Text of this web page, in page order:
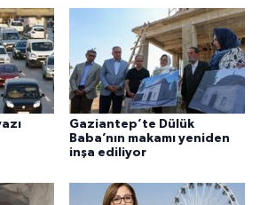
Gaziantep’te Dülük
Baba’nın makamı yeniden
inşa ediliyor